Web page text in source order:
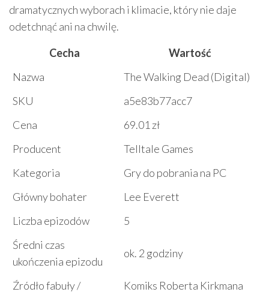
dramatycznych wyborach i klimacie, który nie daje
odetchnąć ani na chwilę.
Cecha
Wartość
Nazwa
The Walking Dead (Digital)
SKU
a5e83b77acc7
Cena
69.01 zł
Producent
Telltale Games
Kategoria
Gry do pobrania na PC
Główny bohater
Lee Everett
Liczba epizodów
5
Średni czas
ukończenia epizodu
ok. 2 godziny
Źródło fabuły /
Komiks Roberta Kirkmana